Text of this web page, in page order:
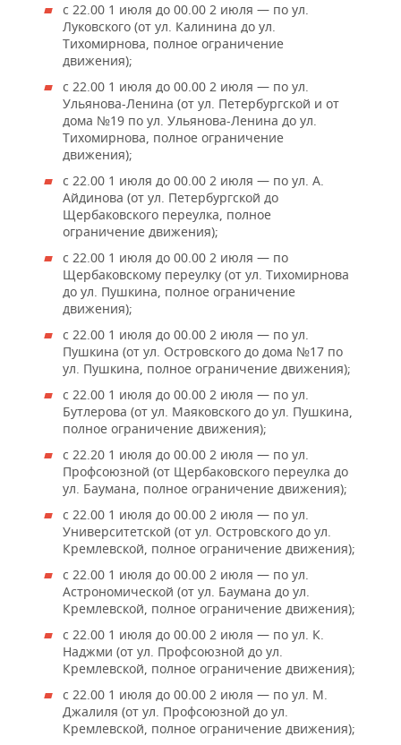
с 22.00 1 июля до 00.00 2 июля — по ул.
Луковского (от ул. Калинина до ул.
Тихомирнова, полное ограничение
движения);
с 22.00 1 июля до 00.00 2 июля — по ул.
Ульянова-Ленина (от ул. Петербургской и от
дома №19 по ул. Ульянова-Ленина до ул.
Тихомирнова, полное ограничение
движения);
с 22.00 1 июля до 00.00 2 июля — по ул. А.
Айдинова (от ул. Петербургской до
Щербаковского переулка, полное
ограничение движения);
с 22.00 1 июля до 00.00 2 июля — по
Щербаковскому переулку (от ул. Тихомирнова
до ул. Пушкина, полное ограничение
движения);
с 22.00 1 июля до 00.00 2 июля — по ул.
Пушкина (от ул. Островского до дома №17 по
ул. Пушкина, полное ограничение движения);
с 22.00 1 июля до 00.00 2 июля — по ул.
Бутлерова (от ул. Маяковского до ул. Пушкина,
полное ограничение движения);
с 22.20 1 июля до 00.00 2 июля — по ул.
Профсоюзной (от Щербаковского переулка до
ул. Баумана, полное ограничение движения);
с 22.00 1 июля до 00.00 2 июля — по ул.
Университетской (от ул. Островского до ул.
Кремлевской, полное ограничение движения);
с 22.00 1 июля до 00.00 2 июля — по ул.
Астрономической (от ул. Баумана до ул.
Кремлевской, полное ограничение движения);
с 22.00 1 июля до 00.00 2 июля — по ул. К.
Наджми (от ул. Профсоюзной до ул.
Кремлевской, полное ограничение движения);
с 22.00 1 июля до 00.00 2 июля — по ул. М.
Джалиля (от ул. Профсоюзной до ул.
Кремлевской, полное ограничение движения);